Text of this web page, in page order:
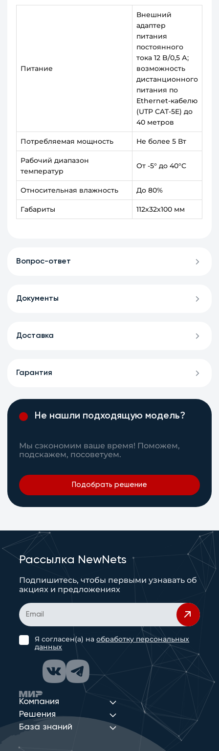
Питание
Внешний
адаптер
питания
постоянного
тока 12 B/0,5 А;
возможность
дистанционного
питания по
Ethernet-кабелю
(UTP CAT-5E) до
40 метров
Потребляемая мощность Не более 5 Вт
Рабочий диапазон
температур
От -5° до 40°C
Относительная влажность До 80%
Габариты 112х32х100 мм
Вопрос-ответ
Документы
Доставка
Гарантия
Не нашли подходящую модель?
Мы сэкономим ваше время! Поможем,
подскажем, посоветуем.
Подобрать решение
Компания
Решения
База знаний
Рассылка NewNets
Подпишитесь, чтобы первыми узнавать об
акциях и предложениях
Я согласен(а) наобработку персональных
данных